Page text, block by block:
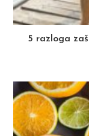
5 razloga